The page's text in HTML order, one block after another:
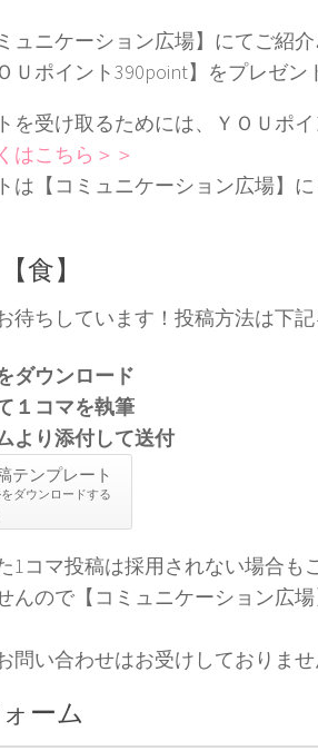
ュニケーション広場】にてご紹
Ｕポイント390point】をプレゼン
を受け取るためには、ＹＯＵポ
はこちら＞＞
は【コミュニケーション広場】
食】
待ちしています！投稿方法は下記
ダウンロード
１コマを執筆
より添付して送付
テンプレート
ダウンロードする
1コマ投稿は採用されない場合も
んので【コミュニケーション広
い合わせはお受けしておりませ
ーム